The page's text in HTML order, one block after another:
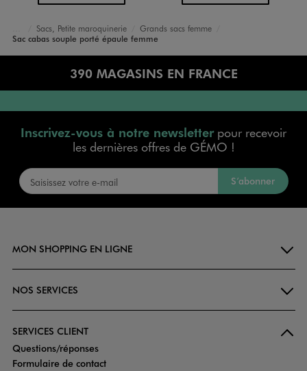
Accueil
Femme
Sacs et Accessoires
Sacs, Petite maroquinerie
Grands sacs femme
Sac cabas souple porté épaule femme
390 MAGASINS EN FRANCE
Inscrivez-vous à notre newsletterpour recevoir
les dernières offres de GÉMO !
S’abonner
MON SHOPPING EN LIGNE
NOS SERVICES
SERVICES CLIENT
Questions/réponses
Formulaire de contact